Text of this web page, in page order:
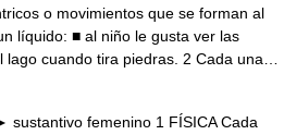
o movimientos que se forman al
líquido: ■ al niño le gusta ver las
cuando tira piedras. 2 Cada una…
femenino 1 FÍSICA Cada